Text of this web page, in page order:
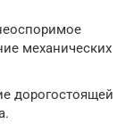
механических
дорогостоящей